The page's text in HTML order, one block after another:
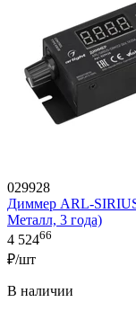
029928
Диммер ARL-
Металл, 3 года)
4 52466
₽/шт
В наличии